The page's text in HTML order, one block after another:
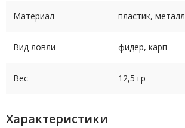
Материал пластик, металл
Вид ловли фидер, карп
Вес 12,5 гр
Характеристики